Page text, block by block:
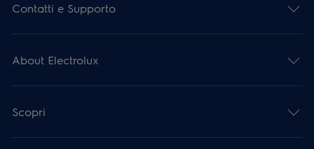
Contatti e Supporto
About Electrolux
Scopri